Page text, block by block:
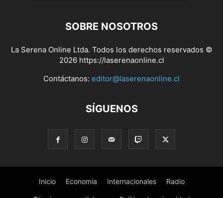
SOBRE NOSOTROS
La Serena Online Ltda. Todos los derechos reservados ©
2026 https://laserenaonline.cl
Contáctanos: editor@laserenaonline.cl
SÍGUENOS
Inicio Economía Internacionales Radio